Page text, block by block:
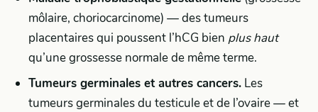
môlaire, choriocarcinome) — des tumeurs
placentaires qui poussent l’hCG bien plus haut
qu’une grossesse normale de même terme.
Tumeurs germinales et autres cancers. Les
tumeurs germinales du testicule et de l’ovaire — et